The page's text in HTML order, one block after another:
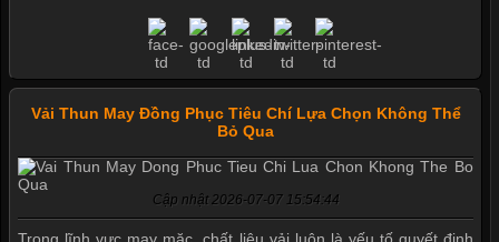
Vải Thun May Đồng Phục Tiêu Chí Lựa Chọn Không Thể
Bỏ Qua
Cập nhật 2026-07-07 15:54:44